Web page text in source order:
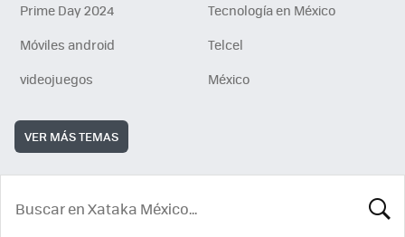
Prime Day 2024
Tecnología en México
Móviles android
Telcel
videojuegos
México
VER MÁS TEMAS